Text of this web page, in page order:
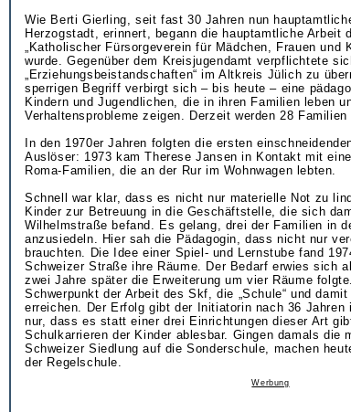
Wie Berti Gierling, seit fast 30 Jahren nun
Herzogstadt, erinnert, begann die hauptamtliche Arbeit
„Katholischer Fürsorgeverein für Mädchen, Frauen und
wurde. Gegenüber dem Kreisjugendamt verpflichtete
„Erziehungsbeistandschaften“ im Altkreis Jülich zu
sperrigen Begriff verbirgt sich – bis heute – eine
Kindern und Jugendlichen, die in ihren Familien leben
Verhaltensprobleme zeigen. Derzeit werden 28 Familien
In den 1970er Jahren folgten die ersten
Auslöser: 1973 kam Therese Jansen in Kontakt mit
Roma-Familien, die an der Rur im Wohnwagen lebten.
Schnell war klar, dass es nicht nur materielle Not zu
Kinder zur Betreuung in die Geschäftstelle, die sich
Wilhelmstraße befand. Es gelang, drei der Familien in
anzusiedeln. Hier sah die Pädagogin, dass nicht nur
brauchten. Die Idee einer Spiel- und Lernstube fand
Schweizer Straße ihre Räume. Der Bedarf erwies sich
zwei Jahre später die Erweiterung um vier Räume
Schwerpunkt der Arbeit des Skf, die „Schule“ und
erreichen. Der Erfolg gibt der Initiatorin nach 36 Jahren
nur, dass es statt einer drei Einrichtungen dieser Art
Schulkarrieren der Kinder ablesbar. Gingen damals die
Schweizer Siedlung auf die Sonderschule, machen
der Regelschule.
Werbung